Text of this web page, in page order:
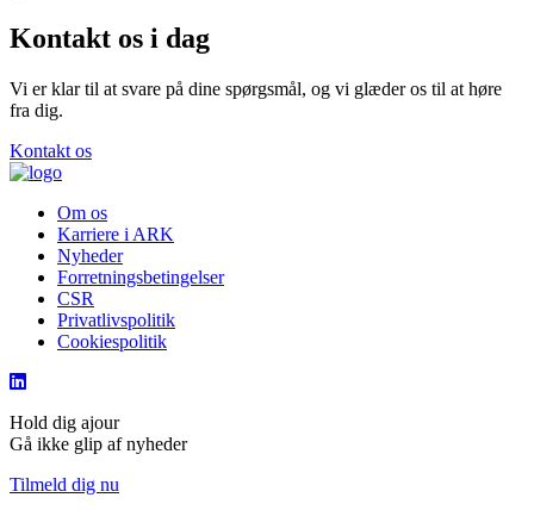
Kontakt os i dag
Vi er klar til at svare på dine spørgsmål, og vi glæder os til at høre
fra dig.
Kontakt os
Om os
Karriere i ARK
Nyheder
Forretningsbetingelser
CSR
Privatlivspolitik
Cookiespolitik
Hold dig ajour
Gå ikke glip af nyheder
Tilmeld dig nu